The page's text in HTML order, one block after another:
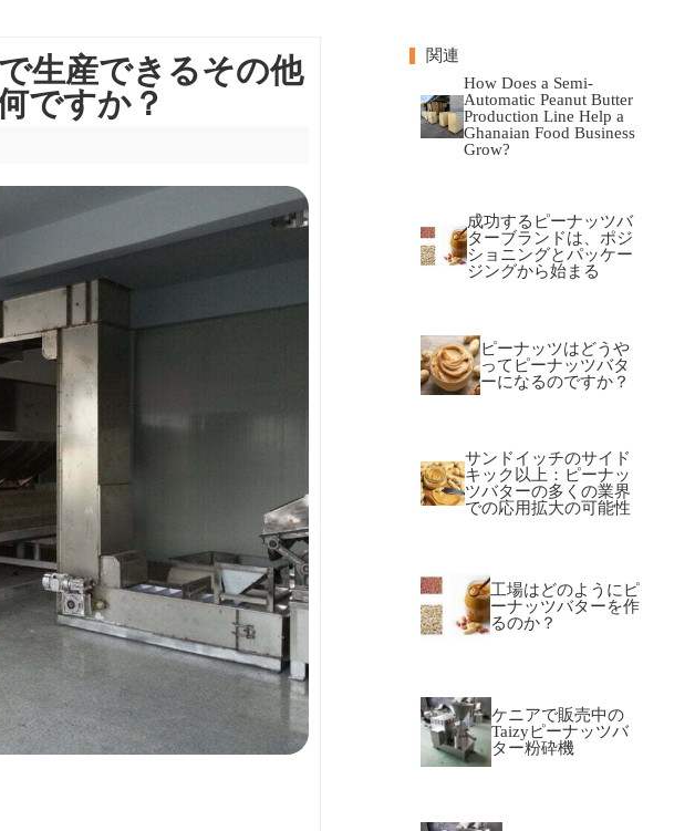
生産できるその他
ですか？
関連
How Does a Semi-
Automatic Peanut Butter
Production Line Help a
Ghanaian Food Business
Grow?
成功するピーナッツバ
ターブランドは、ポジ
ショニングとパッケー
ジングから始まる
ピーナッツはどうや
ってピーナッツバタ
ーになるのですか？
サンドイッチのサイド
キック以上：ピーナッ
ツバターの多くの業界
での応用拡大の可能性
工場はどのようにピ
ーナッツバターを作
るのか？
ケニアで販売中の
Taizyピーナッツバ
ター粉砕機